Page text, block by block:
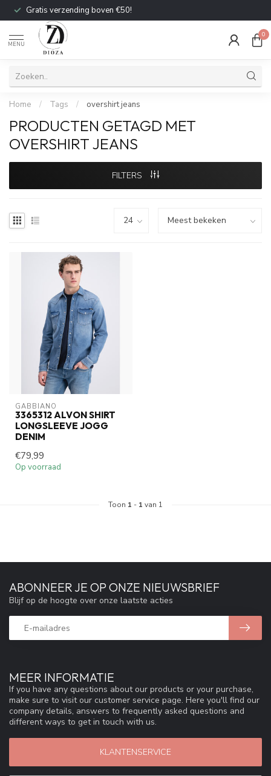
Gratis verzending boven €50!
MENU
0
Home / Tags / overshirt jeans
PRODUCTEN GETAGD MET
OVERSHIRT JEANS
FILTERS
GABBIANO
3365312 ALVON SHIRT
LONGSLEEVE JOGG
DENIM
€79,99
Op voorraad
Toon 1 - 1 van 1
MEER INFORMATIE
If you have any questions about our products or your purchase,
make sure to visit our customer service page. Here you'll find our
company details, answers to frequently asked questions and
different ways to get in touch with us.
KLANTENSERVICE
ABONNEER JE OP ONZE NIEUWSBRIEF
Blijf op de hoogte over onze laatste acties